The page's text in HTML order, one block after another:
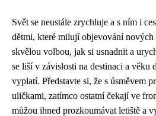
Svět se neustále zrychluje a s ním i
dětmi, které milují objevování nových
skvělou volbou, jak si usnadnit a
se liší v závislosti na destinaci a věku
vyplatí. Představte si, že s úsměvem
uličkami, zatímco ostatní čekají ve
můžou ihned prozkoumávat letiště a